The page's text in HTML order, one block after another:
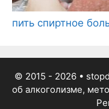
пить спиртное
© 2015 - 2026•
об алкоголизме,